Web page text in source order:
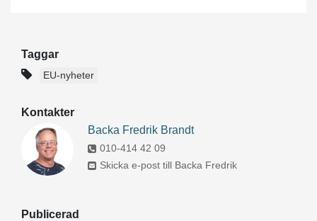
Taggar
EU-nyheter
Kontakter
Backa Fredrik Brandt
010-414 42 09
Skicka e-post till Backa Fredrik
Publicerad